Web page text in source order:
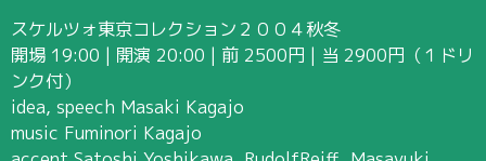
スケルツォ東京コレクション２００４秋冬
開場 19:00 | 開演 20:00 | 前 2500円 | 当 2900円（１ドリ
ンク付）
idea, speech Masaki Kagajo
music Fuminori Kagajo